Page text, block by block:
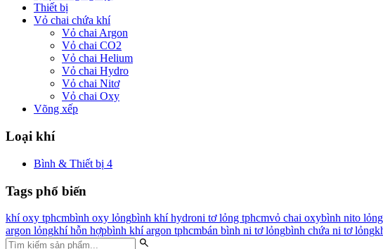
Thiết bị
Vỏ chai chứa khí
Vỏ chai Argon
Vỏ chai CO2
Vỏ chai Helium
Vỏ chai Hydro
Vỏ chai Nitơ
Vỏ chai Oxy
Võng xếp
Loại khí
Bình & Thiết bị 4
Tags phổ biến
khí oxy tphcmbình oxy lỏngbình khí hydroni tơ lỏng tphcmvỏ chai oxybình nito
argon lỏngkhí hỗn hợpbình khí argon tphcmbán bình ni tơ lỏngbình chứa ni tơ lỏng